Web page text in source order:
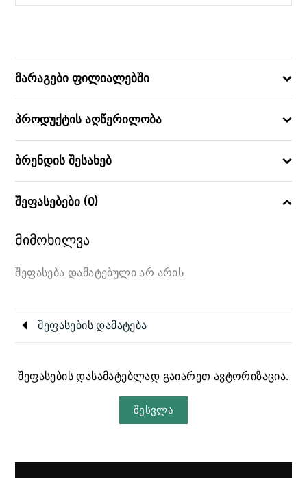
მარაგები ფილიალებში
პროდუქტის აღწერილობა
ბრენდის შესახებ
შეფასებები (0)
მიმოხილვა
შეფასება დამატებული არ არის
შეფასების დამატება
შეფასების დასამატებლად გაიარეთ ავტორიზაცია.
შესვლა